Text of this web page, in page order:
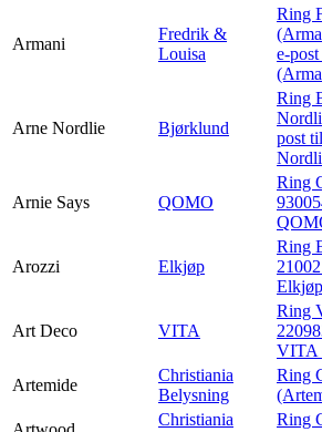
Armani
Fredrik &
Louisa
Ring
e-post
Arne Nordlie Bjørklund
Ring
post
Arnie Says QOMO
Ring
Arozzi Elkjøp
Ring
Art Deco VITA
Ring
VITA
Artemide
Christiania
Belysning
Ring
Christiania
Ring